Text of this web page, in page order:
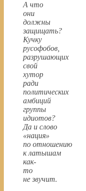
А что
они
должны
защищать?
Кучку
русофобов,
разрушающих
свой
хутор
ради
политических
амбиций
группы
идиотов?
Да и слово
«нация»
по отношению
к латышам
как-
то
не звучит.